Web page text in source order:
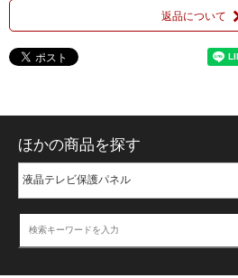
返品について
ほかの商品を探す